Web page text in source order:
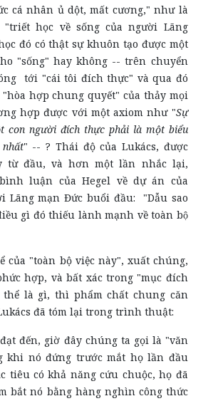
cá nhân ủ dột, mất cương," như là
học về sống của người Lãng
đó có thật sự khuôn tạo được một
"sống" hay không -- trên chuyển
tới "cái tôi đích thực" và qua đó
hợp chung quyết" của thảy mọi
hợp được với một axiom như "Sự
con người đích thực phải là một biểu
" -- ? Thái độ của Lukács, được
từ đầu, và hơn một lần nhắc lại,
luận của Hegel về dự án của
Lãng mạn Đức buổi đầu: "Dẫu sao
gì đó thiếu lành mạnh về toàn bộ
của "toàn bộ việc này", xuất chúng,
hợp, và bất xác trong "mục đích
là gì, thì phẩm chất chung căn
đã tóm lại trong trình thuật:
đến, giờ đây chúng ta gọi là "văn
khi nó đứng trước mắt họ lần đầu
tiêu có khả năng cứu chuộc, họ đã
bắt nó bằng hàng nghìn công thức